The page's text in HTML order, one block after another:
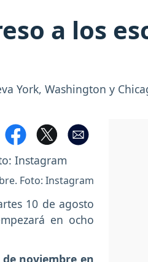
a los
York, Washington y
Foto: Instagram
10 de agosto
en ocho